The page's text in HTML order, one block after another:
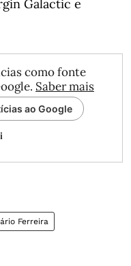
Galactic e
como fonte
Saber mais
ao Google
Ferreira